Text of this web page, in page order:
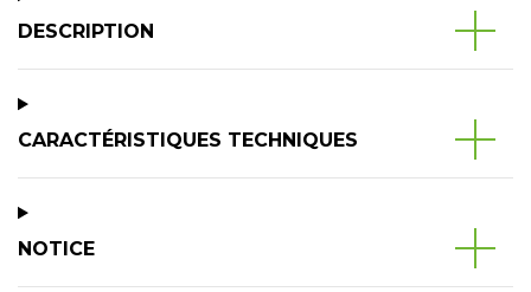
DESCRIPTION
CARACTÉRISTIQUES TECHNIQUES
NOTICE